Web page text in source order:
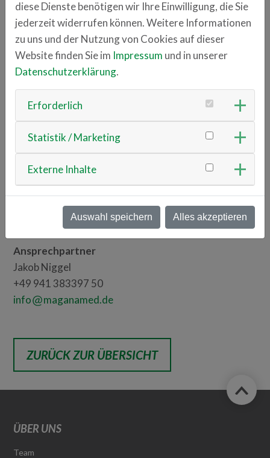
Trial Manager bereits mehr als 15 Millionen
Datenpunkte im Rahmen von mehr als 35 teils
internationalen Studien gesammelt.
Kunden sind Universitäten, Krankenhäuser und
Unternehmen aus den Bereichen MedTech,
Diagnostik, Pharma, Biotech und Medizinprodukte.
Anschrift
Franz-Mayer-Str. 1
93053 Regensburg
Ansprechpartner
Jakob Niggel
+49 941 383397 50
info
maganamed.de
ZURÜCK ZUR ÜBERSICHT
ÜBER UNS
Team
diese Dienste benötigen wir Ihre Einwilligung, die Sie
jederzeit widerrufen können. Weitere Informationen
zu uns und der Nutzung von Cookies auf dieser
Website finden Sie im Impressum und in unserer
Datenschutzerklärung.
Erforderlich
Statistik / Marketing
Externe Inhalte
Auswahl speichern Alles akzeptieren